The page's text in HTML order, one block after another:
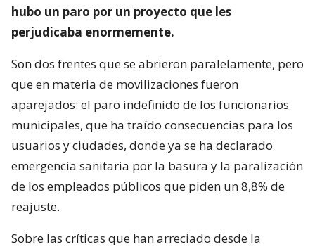
hubo un paro por un proyecto que les
perjudicaba enormemente.
Son dos frentes que se abrieron paralelamente, pero
que en materia de movilizaciones fueron
aparejados: el paro indefinido de los funcionarios
municipales, que ha traído consecuencias para los
usuarios y ciudades, donde ya se ha declarado
emergencia sanitaria por la basura y la paralización
de los empleados públicos que piden un 8,8% de
reajuste.
Sobre las críticas que han arreciado desde la